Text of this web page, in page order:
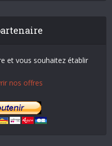
et vous souhaitez établir
nos offres